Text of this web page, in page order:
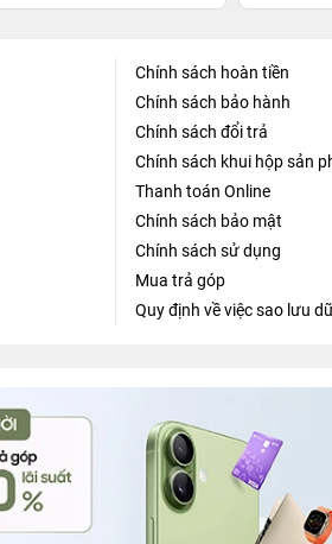
Chính sách hoàn tiền
Chính sách bảo hành
Chính sách đổi trả
Chính sách khui hộp sản
Thanh toán Online
Chính sách bảo mật
Chính sách sử dụng
Mua trả góp
Quy định về việc sao lưu